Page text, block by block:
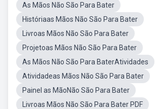
As Mãos Não São Para Bater
Históriaas Mãos Não São Para Bater
Livroas Mãos Não São Para Bater
Projetoas Mãos Não São Para Bater
As Mãos Não São Para BaterAtividades
Atividadeas Mãos Não São Para Bater
Painel as MãoNão São Para Bater
Livroas Mãos Não São Para Bater PDF